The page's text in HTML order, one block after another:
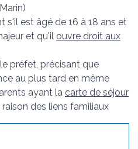
s'il est âgé de 16 à 18 ans et
et qu'il ouvre droit aux
préfet, précisant que
au plus tard en même
ayant la carte de séjour
raison des liens familiaux